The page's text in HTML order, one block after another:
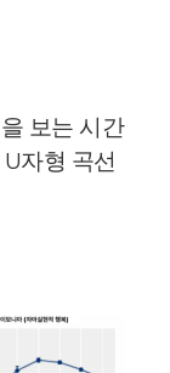
보는 시간
자형 곡선